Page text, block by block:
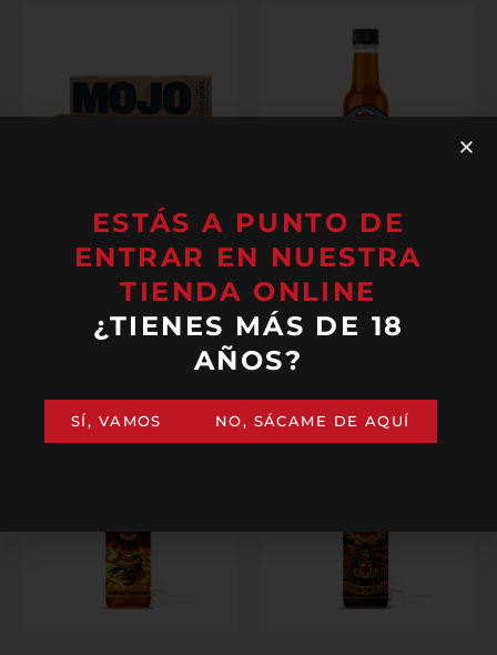
PACK DE MOJOS
LABUELAFLORA
MALPAÍS ORANGE
HABANERO
12,00
Añadir al carrito
ESTÁS A PUNTO DE
ENTRAR EN NUESTRA
TIENDA ONLINE
¿TIENES MÁS DE 18
AÑOS?
SÍ, VAMOS NO, SÁCAME DE AQUÍ